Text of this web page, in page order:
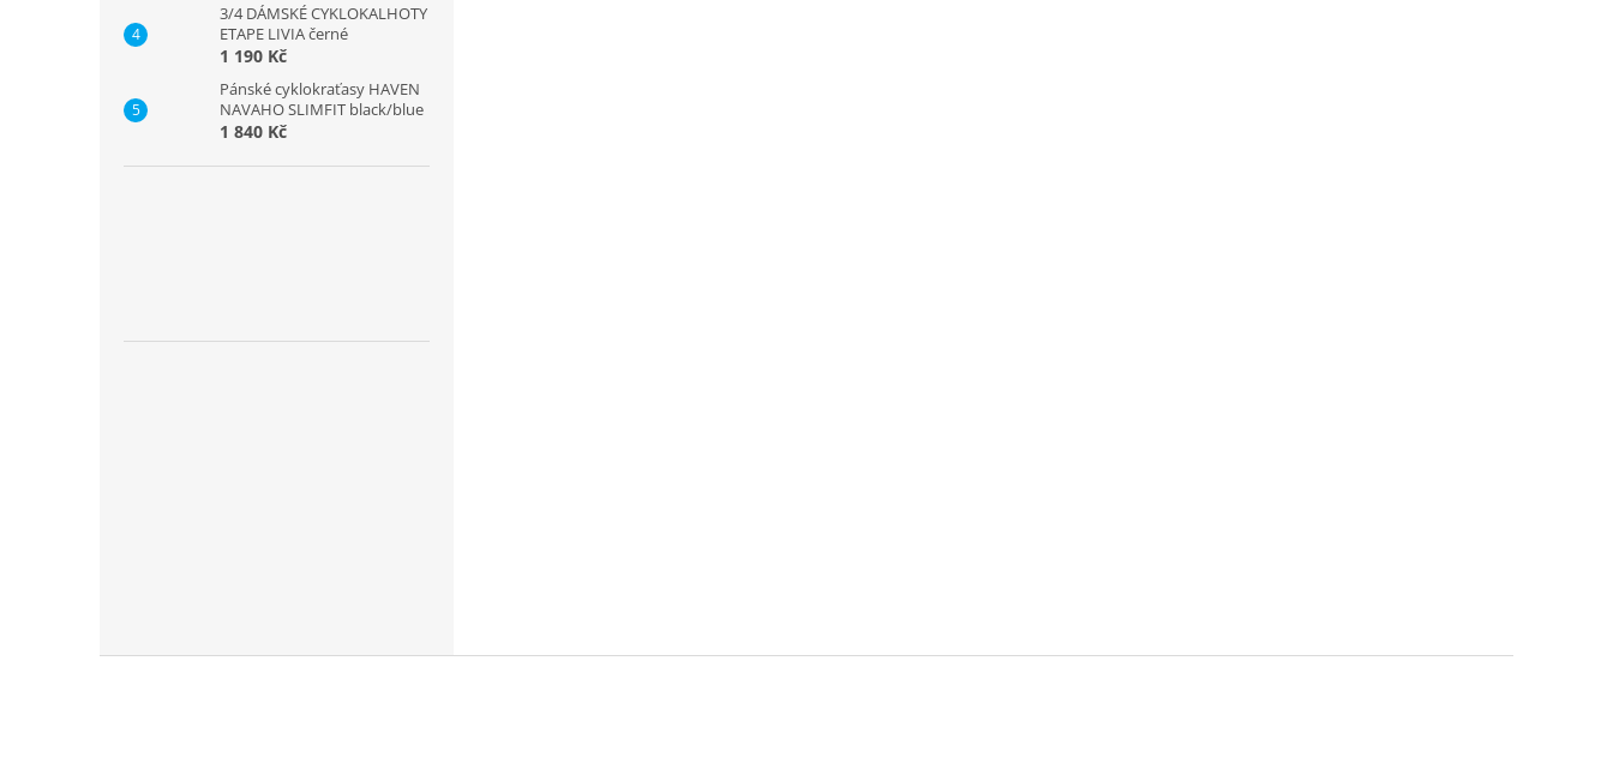
3/4 DÁMSKÉ CYKLOKALHOTY
ETAPE LIVIA černé
1 190 Kč
Pánské cyklokraťasy HAVEN
NAVAHO SLIMFIT black/blue
1 840 Kč